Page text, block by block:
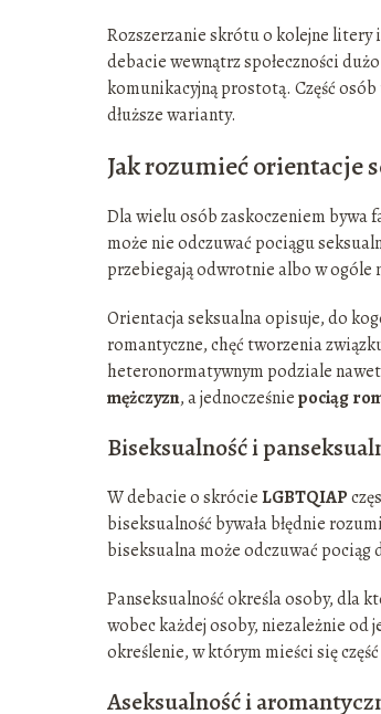
Rozszerzanie skrótu o kolejne litery
debacie wewnątrz społeczności
komunikacyjną prostotą. Część
dłuższe warianty.
Jak rozumieć orientacje
Dla wielu osób zaskoczeniem bywa
może nie odczuwać pociągu
przebiegają odwrotnie albo w ogóle
Orientacja seksualna opisuje, do
romantyczne, chęć tworzenia
heteronormatywnym podziale nawet
mężczyzn, a jednocześniepociąg
Biseksualność i
W debacie o skrócieLGBTQIAP
biseksualność bywała błędnie
biseksualna może odczuwać pociąg
Panseksualność określa osoby, dla
wobec każdej osoby, niezależnie od
określenie, w którym mieści się
Aseksualność i